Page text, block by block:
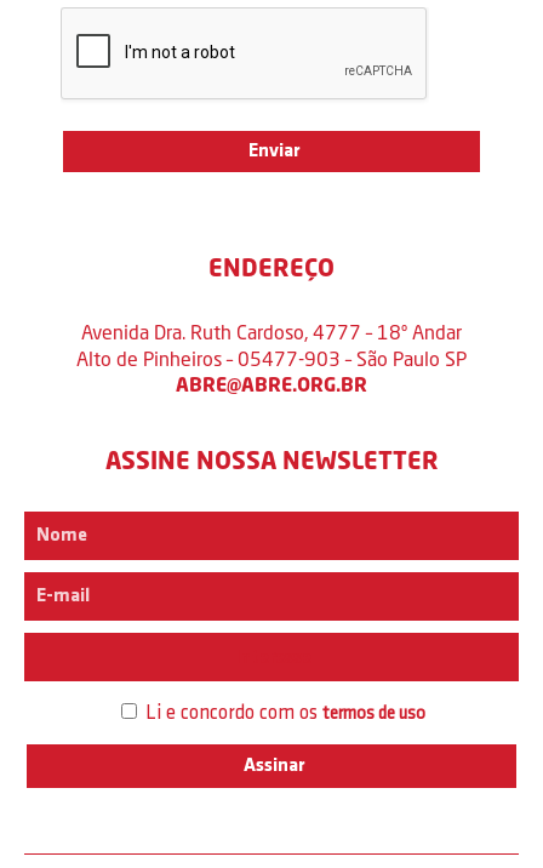
ENDEREÇO
Avenida Dra. Ruth Cardoso, 4777 – 18º Andar
Alto de Pinheiros – 05477-903 – São Paulo SP
ABRE@ABRE.ORG.BR
ASSINE NOSSA NEWSLETTER
Li e concordo com os termos de uso